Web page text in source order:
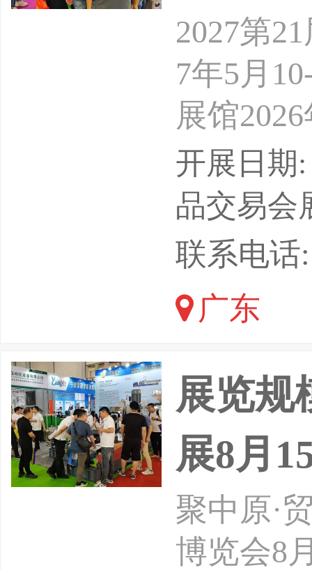
2027第
7年5月
展馆
单位：
开展日期
品交易会
联系电话:
广东
展览规
展8月
聚中原·
博览会8